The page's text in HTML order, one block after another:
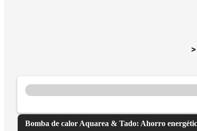
Bomba de calor Aquarea & Tado: Ahorro